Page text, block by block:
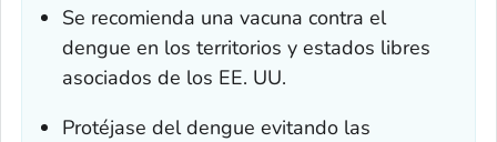
Se recomienda una vacuna contra el
dengue en los territorios y estados libres
asociados de los EE. UU.
Protéjase del dengue evitando las